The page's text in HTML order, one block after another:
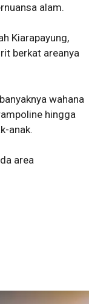
alam.
Kiarapayung,
berkat areanya
wahana
hingga
anak.
area